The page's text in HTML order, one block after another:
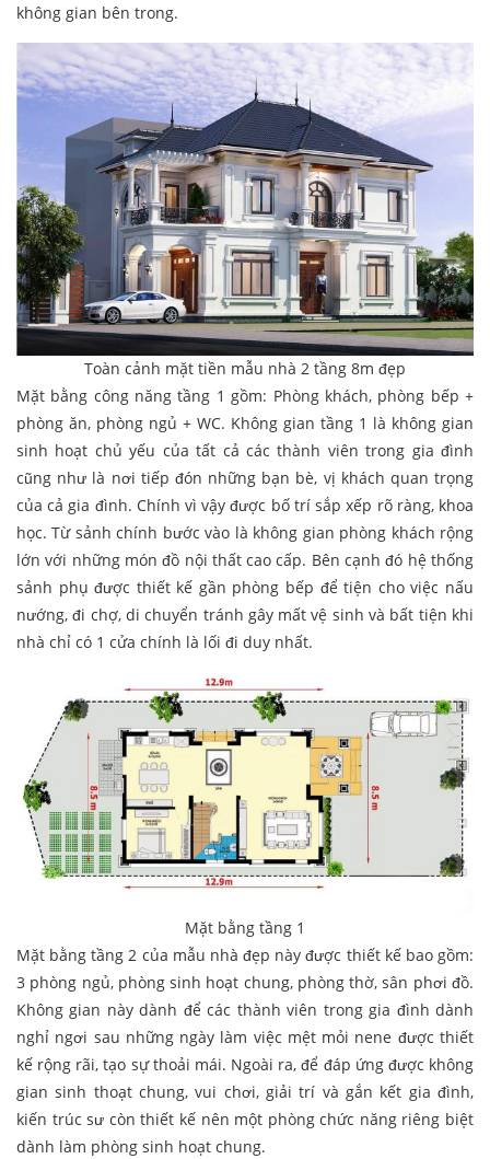
không gian bên trong.
Toàn cảnh mặt tiền mẫu nhà 2 tầng 8m đẹp
Mặt bằng công năng tầng 1 gồm: Phòng khách, phòng bếp +
phòng ăn, phòng ngủ + WC. Không gian tầng 1 là không gian
sinh hoạt chủ yếu của tất cả các thành viên trong gia đình
cũng như là nơi tiếp đón những bạn bè, vị khách quan trọng
của cả gia đình. Chính vì vậy được bố trí sắp xếp rõ ràng, khoa
học. Từ sảnh chính bước vào là không gian phòng khách rộng
lớn với những món đồ nội thất cao cấp. Bên cạnh đó hệ thống
sảnh phụ được thiết kế gần phòng bếp để tiện cho việc nấu
nướng, đi chợ, di chuyển tránh gây mất vệ sinh và bất tiện khi
nhà chỉ có 1 cửa chính là lối đi duy nhất.
Mặt bằng tầng 1
Mặt bằng tầng 2 của mẫu nhà đẹp này được thiết kế bao gồm:
3 phòng ngủ, phòng sinh hoạt chung, phòng thờ, sân phơi đồ.
Không gian này dành để các thành viên trong gia đình dành
nghỉ ngơi sau những ngày làm việc mệt mỏi nene được thiết
kế rộng rãi, tạo sự thoải mái. Ngoài ra, để đáp ứng được không
gian sinh thoạt chung, vui chơi, giải trí và gắn kết gia đình,
kiến trúc sư còn thiết kế nên một phòng chức năng riêng biệt
dành làm phòng sinh hoạt chung.